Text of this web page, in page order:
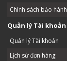
Chính sách bảo hành
Quản lý Tài khoản
Quản lý Tài khoản
Lịch sử đơn hàng